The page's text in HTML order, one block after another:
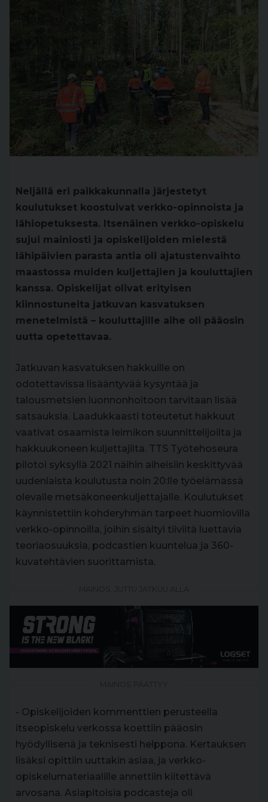
Neljällä eri paikkakunnalla järjestetyt
koulutukset koostuivat verkko-opinnoista ja
lähiopetuksesta. Itsenäinen verkko-opiskelu
sujui mainiosti ja opiskelijoiden mielestä
lähipäivien parasta antia oli ajatustenvaihto
maastossa muiden kuljettajien ja kouluttajien
kanssa. Opiskelijat olivat erityisen
kiinnostuneita jatkuvan kasvatuksen
menetelmistä – kouluttajille aihe oli pääosin
uutta opetettavaa.
Jatkuvan kasvatuksen hakkuille on
odotettavissa lisääntyvää kysyntää ja
talousmetsien luonnonhoitoon tarvitaan lisää
satsauksia. Laadukkaasti toteutetut hakkuut
vaativat osaamista leimikon suunnittelijoilta ja
hakkuukoneen kuljettajilta. TTS Työtehoseura
pilotoi syksyllä 2021 näihin aiheisiin keskittyvää
uudenlaista koulutusta noin 20:lle työelämässä
olevalle metsäkoneenkuljettajalle. Koulutukset
käynnistettiin kohderyhmän tarpeet huomiovilla
verkko-opinnoilla, joihin sisältyi tiiviitä luettavia
teoriaosuuksia, podcastien kuuntelua ja 360-
kuvatehtävien suorittamista.
- Opiskelijoiden kommenttien perusteella
itseopiskelu verkossa koettiin pääosin
hyödyllisenä ja teknisesti helppona. Kertauksen
lisäksi opittiin uuttakin asiaa, ja verkko-
opiskelumateriaalille annettiin kiitettävä
arvosana. Asiapitoisia podcasteja oli